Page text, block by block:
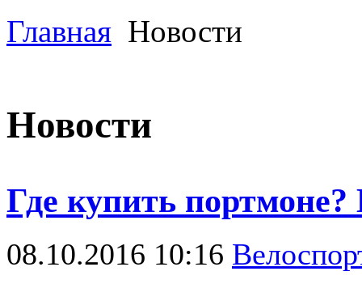
Главная Новости
Новости
Где купить
08.10.2016 10:16